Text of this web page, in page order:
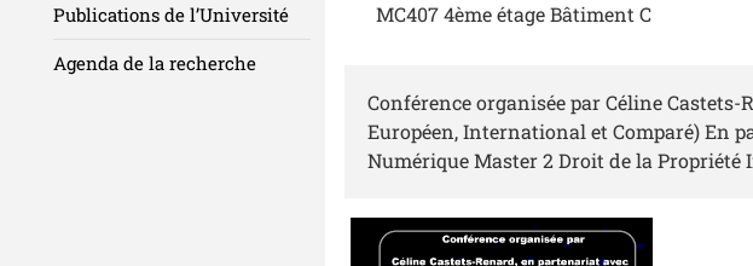
MC407 4ème étage Bâtiment C
Conférence organisée par Céline
Européen, International et Comparé) En
Numérique Master 2 Droit de la
Publications de l’Université
Agenda de la recherche